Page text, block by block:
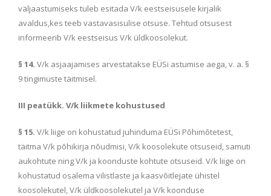
väljaastumiseks tuleb esitada V/k eestseisusele kirjalik
avaldus,kes teeb vastavasisulise otsuse. Tehtud otsusest
informeerib V/k eestseisus V/k üldkoosolekut.
§ 14. V/k asjaajamises arvestatakse EÜSi astumise aega, v. a. §
9 tingimuste täitmisel.
III peatükk. V/k liikmete kohustused
§ 15. V/k liige on kohustatud juhinduma EÜSi Põhimõtetest,
täitma V/k põhikirja nõudmisi, V/k koosolekute otsuseid, samuti
aukohtute ning V/k ja koonduste kohtute otsuseid. V/k liige on
kohustatud osalema vilistlaste ja kaasvõitlejate ühistel
koosolekutel, V/k üldkoosolekutel ja V/k koonduse